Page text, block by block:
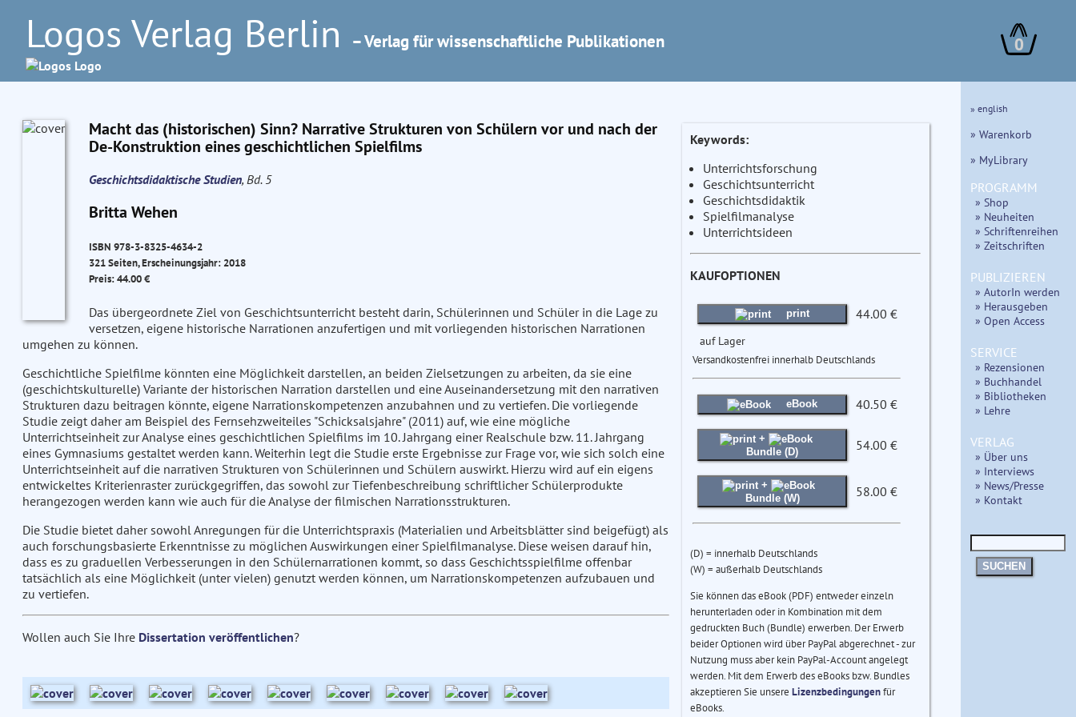
Logos Verlag Berlin – Verlag für wissenschaftliche Publikationen 0
Macht das (historischen) Sinn? Narrative Strukturen von Schülern vor und nach der
De-Konstruktion eines geschichtlichen Spielfilms
Geschichtsdidaktische Studien, Bd. 5
Britta Wehen
ISBN 978-3-8325-4634-2
321 Seiten, Erscheinungsjahr: 2018
Preis: 44.00 €
Das übergeordnete Ziel von Geschichtsunterricht besteht darin, Schülerinnen und Schüler in die Lage zu
versetzen, eigene historische Narrationen anzufertigen und mit vorliegenden historischen Narrationen
umgehen zu können.
Geschichtliche Spielfilme könnten eine Möglichkeit darstellen, an beiden Zielsetzungen zu arbeiten, da sie eine
(geschichtskulturelle) Variante der historischen Narration darstellen und eine Auseinandersetzung mit den narrativen
Strukturen dazu beitragen könnte, eigene Narrationskompetenzen anzubahnen und zu vertiefen. Die vorliegende
Studie zeigt daher am Beispiel des Fernsehzweiteiles "Schicksalsjahre" (2011) auf, wie eine mögliche
Unterrichtseinheit zur Analyse eines geschichtlichen Spielfilms im 10. Jahrgang einer Realschule bzw. 11. Jahrgang
eines Gymnasiums gestaltet werden kann. Weiterhin legt die Studie erste Ergebnisse zur Frage vor, wie sich solch eine
Unterrichtseinheit auf die narrativen Strukturen von Schülerinnen und Schülern auswirkt. Hierzu wird auf ein eigens
entwickeltes Kriterienraster zurückgegriffen, das sowohl zur Tiefenbeschreibung schriftlicher Schülerprodukte
herangezogen werden kann wie auch für die Analyse der filmischen Narrationsstrukturen.
Die Studie bietet daher sowohl Anregungen für die Unterrichtspraxis (Materialien und Arbeitsblätter sind beigefügt) als
auch forschungsbasierte Erkenntnisse zu möglichen Auswirkungen einer Spielfilmanalyse. Diese weisen darauf hin,
dass es zu graduellen Verbesserungen in den Schülernarrationen kommt, so dass Geschichtsspielfilme offenbar
tatsächlich als eine Möglichkeit (unter vielen) genutzt werden können, um Narrationskompetenzen aufzubauen und
zu vertiefen.
Wollen auch Sie Ihre Dissertation veröffentlichen?
Keywords:
Unterrichtsforschung
Geschichtsunterricht
Geschichtsdidaktik
Spielfilmanalyse
Unterrichtsideen
KAUFOPTIONEN
print 44.00 €
auf Lager
Versandkostenfrei innerhalb Deutschlands
eBook 40.50 €
+
Bundle (D)
54.00 €
+
Bundle (W)
58.00 €
(D) = innerhalb Deutschlands
(W) = außerhalb Deutschlands
Sie können das eBook (PDF) entweder einzeln
herunterladen oder in Kombination mit dem
gedruckten Buch (Bundle) erwerben. Der Erwerb
beider Optionen wird über PayPal abgerechnet - zur
Nutzung muss aber kein PayPal-Account angelegt
werden. Mit dem Erwerb des eBooks bzw. Bundles
akzeptieren Sie unsere Lizenzbedingungenfür
eBooks.
» english
» Warenkorb
» MyLibrary
PROGRAMM
» Shop
» Neuheiten
» Schriftenreihen
» Zeitschriften
PUBLIZIEREN
» AutorIn werden
» Herausgeben
» Open Access
SERVICE
» Rezensionen
» Buchhandel
» Bibliotheken
» Lehre
VERLAG
» Über uns
» Interviews
» News/Presse
» Kontakt
SUCHEN